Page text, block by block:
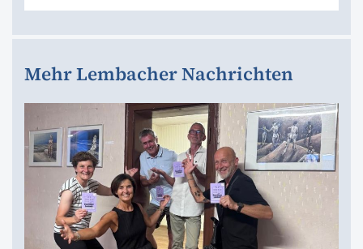
Mehr Lembacher Nachrichten